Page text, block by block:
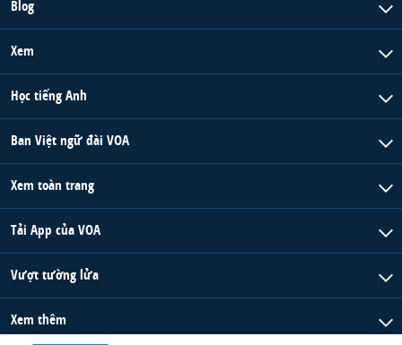
Blog
Xem
Học tiếng Anh
Ban Việt ngữ đài VOA
Xem toàn trang
Tải App của VOA
Vượt tường lửa
Xem thêm